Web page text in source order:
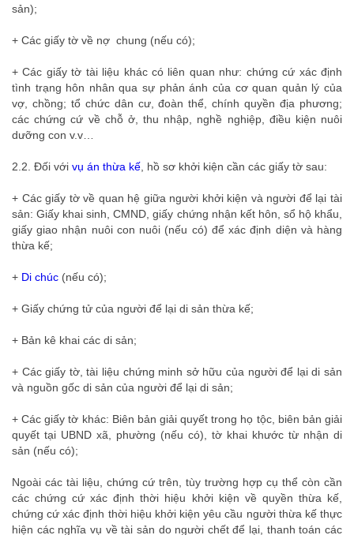
sản);
+ Các giấy tờ về nợ chung (nếu có);
+ Các giấy tờ tài liệu khác có liên quan như: chứng cứ xác định
tình trạng hôn nhân qua sự phản ánh của cơ quan quản lý của
vợ, chồng; tổ chức dân cư, đoàn thể, chính quyền địa phương;
các chứng cứ về chỗ ở, thu nhập, nghề nghiệp, điều kiện nuôi
dưỡng con v.v…
2.2. Đối với vụ án thừa kế , hồ sơ khởi kiện cần các giấy tờ sau:
+ Các giấy tờ về quan hệ giữa người khởi kiện và người để lại tài
sản: Giấy khai sinh, CMND, giấy chứng nhận kết hôn, sổ hộ khẩu,
giấy giao nhận nuôi con nuôi (nếu có) để xác định diện và hàng
thừa kế;
+ Di chúc (nếu có);
+ Giấy chứng tử của người để lại di sản thừa kế;
+ Bản kê khai các di sản;
+ Các giấy tờ, tài liệu chứng minh sở hữu của người để lại di sản
và nguồn gốc di sản của người để lại di sản;
+ Các giấy tờ khác: Biên bản giải quyết trong họ tộc, biên bản giải
quyết tại UBND xã, phường (nếu có), tờ khai khước từ nhận di
sản (nếu có);
Ngoài các tài liệu, chứng cứ trên, tùy trường hợp cụ thể còn cần
các chứng cứ xác định thời hiệu khởi kiện về quyền thừa kế,
chứng cứ xác định thời hiệu khởi kiện yêu cầu người thừa kế thực
hiện các nghĩa vụ về tài sản do người chết để lại, thanh toán các